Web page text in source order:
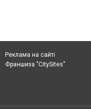
Реклама на сайті
Франшиза "CitySites"